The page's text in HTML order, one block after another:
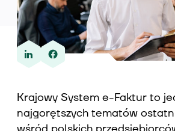
Wiedza
O nas
Krajowy System e-Faktur to
najgorętszych tematów